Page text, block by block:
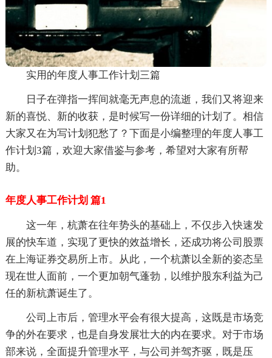
实用的年度人事工作计划三篇
日子在弹指一挥间就毫无声息的流逝，我们又将迎来
新的喜悦、新的收获，是时候写一份详细的计划了。相信
大家又在为写计划犯愁了？下面是小编整理的年度人事工
作计划3篇，欢迎大家借鉴与参考，希望对大家有所帮
助。
年度人事工作计划 篇1
这一年，杭萧在往年势头的基础上，不仅步入快速发
展的快车道，实现了更快的效益增长，还成功将公司股票
在上海证券交易所上市。从此，一个杭萧以全新的姿态呈
现在世人面前，一个更加朝气蓬勃，以维护股东利益为己
任的新杭萧诞生了。
公司上市后，管理水平会有很大提高，这既是市场竞
争的外在要求，也是自身发展壮大的内在要求。对于市场
部来说，全面提升管理水平，与公司并驾齐驱，既是压